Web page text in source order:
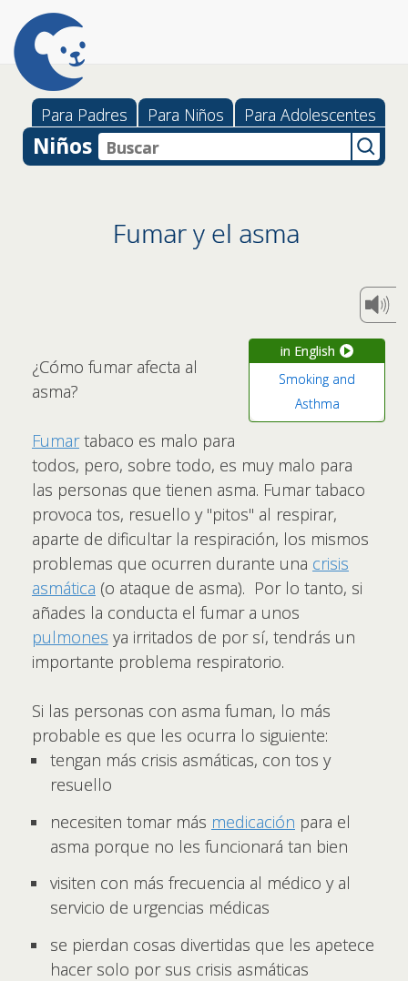
Para Padres Para Niños Para Adolescentes
Niños
Fumar y el asma
in English
Smoking and
Asthma
¿Cómo fumar afecta al
asma?
Fumartabaco es malo para
todos, pero, sobre todo, es muy malo para
las personas que tienen asma. Fumar tabaco
provoca tos, resuello y "pitos" al respirar,
aparte de dificultar la respiración, los mismos
problemas que ocurren durante una crisis
asmática (o ataque de asma). Por lo tanto, si
añades la conducta el fumar a unos
pulmones ya irritados de por sí, tendrás un
importante problema respiratorio.
Si las personas con asma fuman, lo más
probable es que les ocurra lo siguiente:
tengan más crisis asmáticas, con tos y
resuello
necesiten tomar más medicación para el
asma porque no les funcionará tan bien
visiten con más frecuencia al médico y al
servicio de urgencias médicas
se pierdan cosas divertidas que les apetece
hacer solo por sus crisis asmáticas